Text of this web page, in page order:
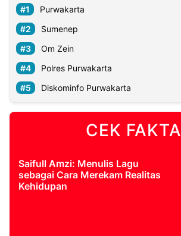
2026
Purwakarta
Sumenep
Om Zein
Polres Purwakarta
Diskominfo Purwakarta
CEK FAKTA
Saifull Amzi: Menulis Lagu
sebagai Cara Merekam Realitas
Kehidupan